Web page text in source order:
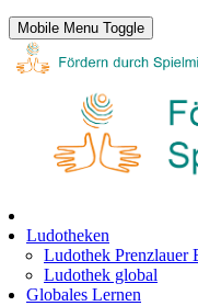
Mobile Menu Toggle
Ludotheken
Ludothek Prenzlauer
Ludothek global
Globales Lernen